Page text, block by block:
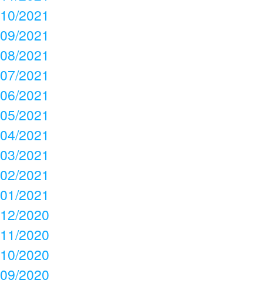
10/2021
09/2021
08/2021
07/2021
06/2021
05/2021
04/2021
03/2021
02/2021
01/2021
12/2020
11/2020
10/2020
09/2020